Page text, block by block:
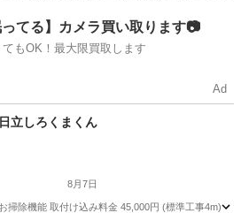
生活家電
ってる】カメラ買い取ります📷
もOK！最大限買取します
Ad
立しろくまくん
8月7日
掃除機能 取付け込み料金 45,000円 (標準工事4m)